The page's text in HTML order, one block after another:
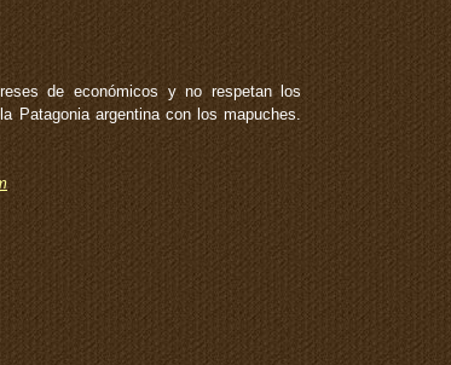
de económicos y no respetan los
Patagonia argentina con los mapuches.